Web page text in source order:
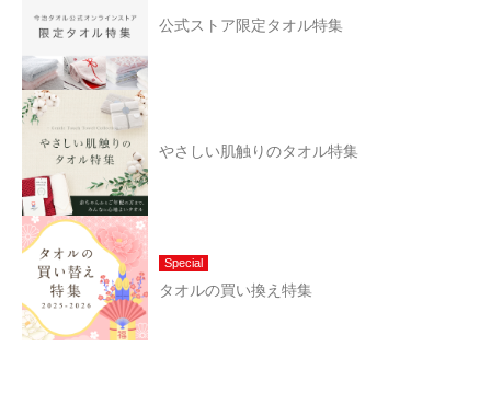
公式ストア限定タオル特集
やさしい肌触りのタオル特集
Special
タオルの買い換え特集